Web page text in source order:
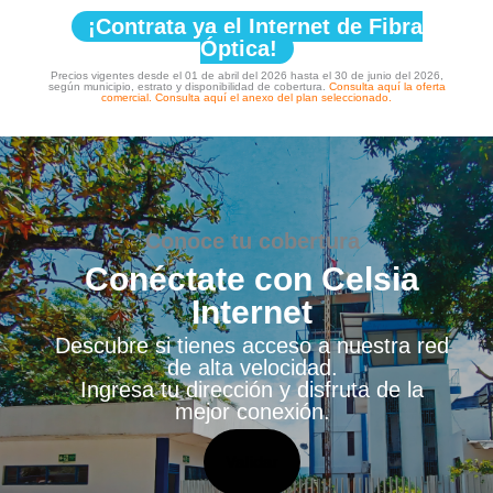
¡Contrata ya el Internet de Fibra
Óptica!
Precios vigentes desde el 01 de abril del 2026 hasta el 30 de junio del 2026,
según municipio, estrato y disponibilidad de cobertura. Consulta aquí la oferta
comercial. Consulta aquí el anexo del plan seleccionado.
Conoce tu cobertura
Conéctate con Celsia
Internet
Descubre si tienes acceso a nuestra red
de alta velocidad.
Ingresa tu dirección y disfruta de la
mejor conexión.